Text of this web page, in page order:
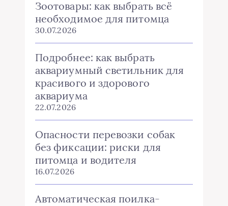
Зоотовары: как выбрать всё
необходимое для питомца
30.07.2026
Подробнее: как выбрать
аквариумный светильник для
красивого и здорового
аквариума
22.07.2026
Опасности перевозки собак
без фиксации: риски для
питомца и водителя
16.07.2026
Автоматическая поилка-